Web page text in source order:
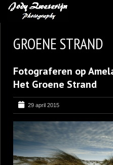
BLOG
LEREN VAN KUNST
BENCE MATE FOTOHUTTEN
OVER MIJ
CONTACT
GROENE STRAND
Fotograferen op
Het Groene Strand
29 april 2015